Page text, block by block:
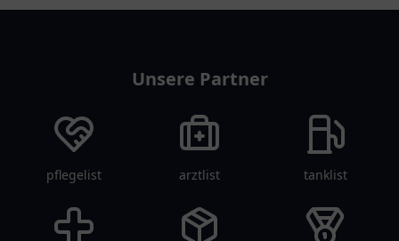
Atmosphäre.
Unsere Partner
pflegelist arztlist tanklist